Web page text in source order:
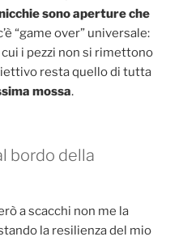
sono aperture che
“game over” universale:
i pezzi non si rimettono
resta quello di tutta
mossa.
bordo della
a scacchi non me la
la resilienza del mio